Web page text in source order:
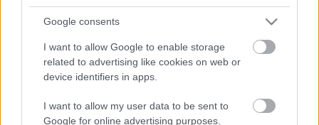
Google consents
I want to allow Google to enable storage
related to advertising like cookies on web or
device identifiers in apps.
I want to allow my user data to be sent to
Google for online advertising purposes.
2022. Április. 13. 19:21
A kötetbe szerkesztett naplójegyzeteket a bombázás
MI ÉRDEKES VAN A GYŐRI
VAGYONNYILATKOZATOKBAN, AMIT ÉRDEMES
LETT VOLNA ELSUNNYOGNI?
2022. február. 05. 08:25
Átböngésztük a képviselők, alpolgármesterek, és a polgármester